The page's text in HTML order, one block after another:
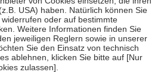
und Früherkennung, die von der